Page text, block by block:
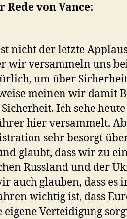
von Vance:
nicht der letzte
wir versammeln uns
um über
meinen wir damit
Ich sehe
hier versammelt.
sehr besorgt
glaubt, dass wir zu
Russland und der
auch glauben, dass es
wichtig ist, dass
Verteidigung